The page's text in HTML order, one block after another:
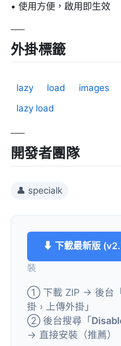
• 使用方便，啟用即生效
外掛標籤
lazy load images
lazy load
開發者團隊
👤 specialk
⬇ 下載最新版
裝
① 下載 ZIP → 後台
掛 › 上傳外掛」
② 後台搜尋「
→ 直接安裝（推薦）